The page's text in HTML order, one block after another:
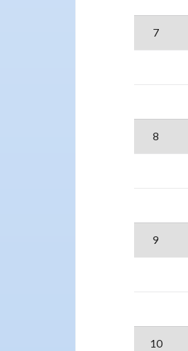
7
8
9
10